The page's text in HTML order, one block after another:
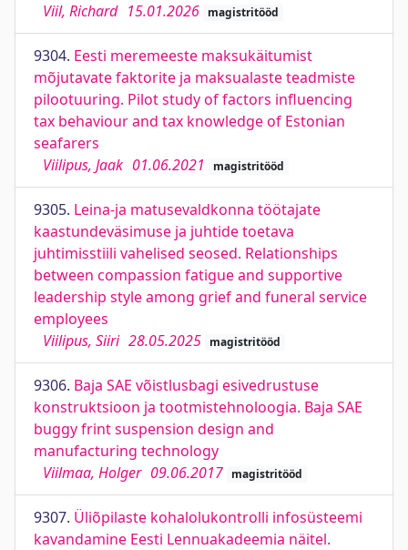
Viil, Richard 15.01.2026 magistritööd
9304. Eesti meremeeste maksukäitumist
mõjutavate faktorite ja maksualaste teadmiste
pilootuuring. Pilot study of factors influencing
tax behaviour and tax knowledge of Estonian
seafarers
Viilipus, Jaak 01.06.2021 magistritööd
9305. Leina-ja matusevaldkonna töötajate
kaastundeväsimuse ja juhtide toetava
juhtimisstiili vahelised seosed. Relationships
between compassion fatigue and supportive
leadership style among grief and funeral service
employees
Viilipus, Siiri 28.05.2025 magistritööd
9306. Baja SAE võistlusbagi esivedrustuse
konstruktsioon ja tootmistehnoloogia. Baja SAE
buggy frint suspension design and
manufacturing technology
Viilmaa, Holger 09.06.2017 magistritööd
9307. Üliõpilaste kohalolukontrolli infosüsteemi
kavandamine Eesti Lennuakadeemia näitel.